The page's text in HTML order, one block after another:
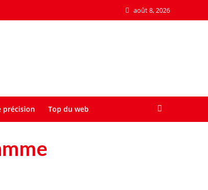
août 8, 2026
précision Top du web